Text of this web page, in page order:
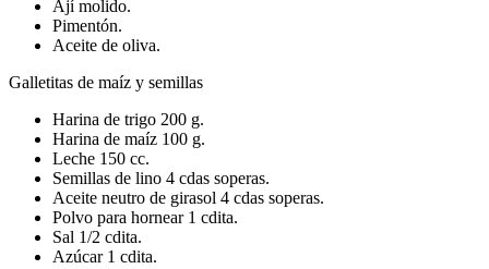
Ají molido.
Pimentón.
Aceite de oliva.
Galletitas de maíz y semillas
Harina de trigo 200 g.
Harina de maíz 100 g.
Leche 150 cc.
Semillas de lino 4 cdas soperas.
Aceite neutro de girasol 4 cdas soperas.
Polvo para hornear 1 cdita.
Sal 1/2 cdita.
Azúcar 1 cdita.